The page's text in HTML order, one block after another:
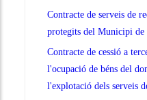
Contracte de serveis de
protegits del Municipi de
Contracte de cessió a
l'ocupació de béns del
l'explotació dels serveis